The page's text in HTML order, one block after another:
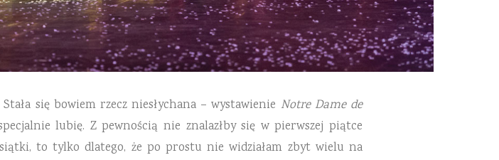
się bowiem rzecz niesłychana – wystawienie Notre Dame de
lubię. Z pewnością nie znalazłby się w pierwszej piątce
to tylko dlatego, że po prostu nie widziałam zbyt wielu na